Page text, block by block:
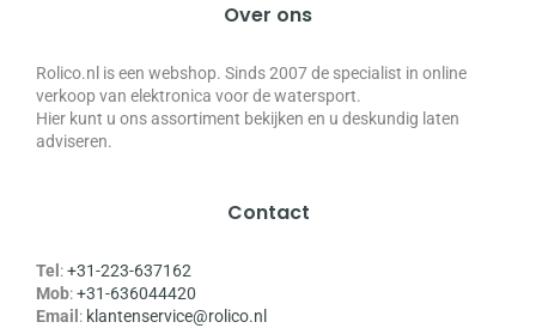
Over ons
Rolico.nl is een webshop. Sinds 2007 de specialist in online
verkoop van elektronica voor de watersport.
Hier kunt u ons assortiment bekijken en u deskundig laten
adviseren.
Contact
Tel :+31-223-637162
Mob:+31-636044420
Email : klantenservice@rolico.nl